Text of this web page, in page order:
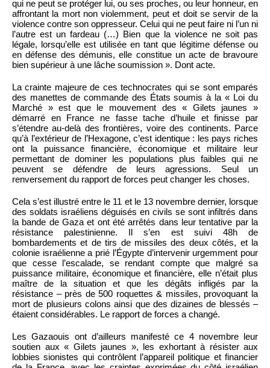
qui ne peut se protéger lui, ou ses proches, ou leur honneur, en
affrontant la mort non violemment, peut et doit se servir de la
violence contre son oppresseur. Celui qui ne peut faire ni l’un ni
l’autre est un fardeau (…) Bien que la violence ne soit pas
légale, lorsqu’elle est utilisée en tant que légitime défense ou
en défense des démunis, elle constitue un acte de bravoure
bien supérieur à une lâche soumission ». Dont acte.
La crainte majeure de ces technocrates qui se sont emparés
des manettes de commande des États soumis à la « Loi du
Marché » est que le mouvement des « Gilets jaunes »
démarré en France ne fasse tache d’huile et finisse par
s’étendre au-delà des frontières, voire des continents. Parce
qu’à l’extérieur de l’Hexagone, c’est identique : les pays riches
ont la puissance financière, économique et militaire leur
permettant de dominer les populations plus faibles qui ne
peuvent se défendre de leurs agressions. Seul un
renversement du rapport de forces peut changer les choses.
Cela s’est illustré entre le 11 et le 13 novembre dernier, lorsque
des soldats israéliens déguisés en civils se sont infiltrés dans
la bande de Gaza et ont été arrêtés dans leur tentative par la
résistance palestinienne. Il s’en est suivi 48h de
bombardements et de tirs de missiles des deux côtés, et la
colonie israélienne a prié l’Égypte d’intervenir urgemment pour
que cesse l’escalade, se rendant compte que malgré sa
puissance militaire, économique et financière, elle n’était plus
maître de la situation et que les dégâts infligés par la
résistance – près de 500 roquettes & missiles, provoquant la
mort de plusieurs colons ainsi que des dizaines de blessés –
étaient considérables. Le rapport de forces a changé.
Les Gazaouis ont d’ailleurs manifesté ce 4 novembre leur
soutien aux « Gilets jaunes », les exhortant à résister aux
lobbies sionistes qui contrôlent l’appareil politique et financier